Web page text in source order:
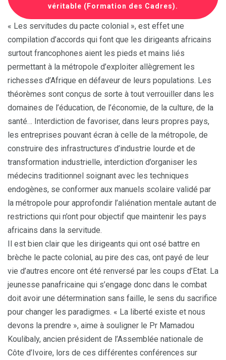
véritable (Formation des Cadres).
« Les servitudes du pacte colonial », est effet une
compilation d’accords qui font que les dirigeants africains
surtout francophones aient les pieds et mains liés
permettant à la métropole d’exploiter allègrement les
richesses d’Afrique en défaveur de leurs populations. Les
théorèmes sont conçus de sorte à tout verrouiller dans les
domaines de l’éducation, de l’économie, de la culture, de la
santé… Interdiction de favoriser, dans leurs propres pays,
les entreprises pouvant écran à celle de la métropole, de
construire des infrastructures d’industrie lourde et de
transformation industrielle, interdiction d’organiser les
médecins traditionnel soignant avec les techniques
endogènes, se conformer aux manuels scolaire validé par
la métropole pour approfondir l’aliénation mentale autant de
restrictions qui n’ont pour objectif que maintenir les pays
africains dans la servitude.
Il est bien clair que les dirigeants qui ont osé battre en
brèche le pacte colonial, au pire des cas, ont payé de leur
vie d’autres encore ont été renversé par les coups d’Etat. La
jeunesse panafricaine qui s’engage donc dans le combat
doit avoir une détermination sans faille, le sens du sacrifice
pour changer les paradigmes. « La liberté existe et nous
devons la prendre », aime à souligner le Pr Mamadou
Koulibaly, ancien président de l’Assemblée nationale de
Côte d’Ivoire, lors de ces différentes conférences sur